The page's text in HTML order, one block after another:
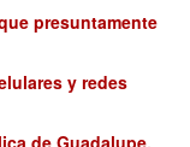
presuntamente
y redes